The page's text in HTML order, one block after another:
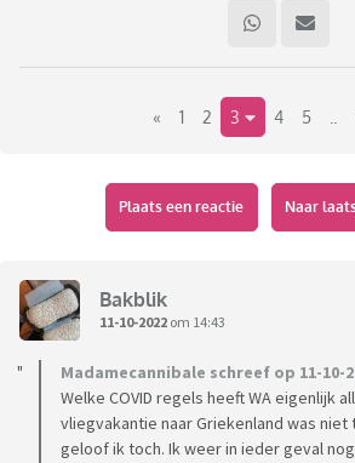
« 1 2 3 4 5
Plaats een reactie Naar
Bakblik
11-10-2022 om 14:43
Madamecannibale schreef op 11-10-
Welke COVID regels heeft WA eigenlijk
vliegvakantie naar Griekenland was
geloof ik toch. Ik weer in ieder geval